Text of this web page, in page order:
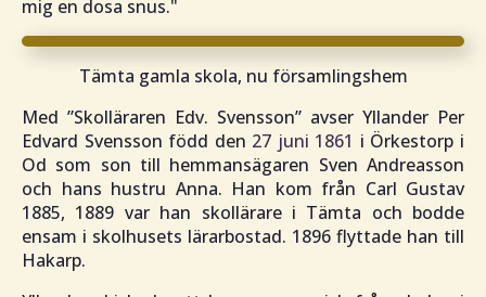
mig en dosa snus."
Tämta gamla skola, nu församlingshem
Med ”Skolläraren Edv. Svensson” avser Yllander Per
Edvard Svensson född den 27 juni 1861 i Örkestorp i
Od som son till hemmansägaren Sven Andreasson
och hans hustru Anna. Han kom från Carl Gustav
1885, 1889 var han skollärare i Tämta och bodde
ensam i skolhusets lärarbostad. 1896 flyttade han till
Hakarp.